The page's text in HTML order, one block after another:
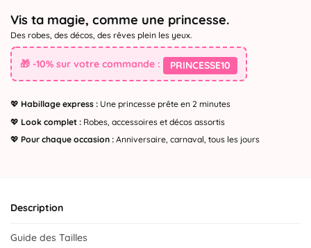
Vis ta magie, comme une princesse.
Des robes, des décos, des rêves plein les yeux.
🎁 -10% sur votre commande : PRINCESSE10
💖 Habillage express : Une princesse prête en 2 minutes
💖 Look complet : Robes, accessoires et décos assortis
💖 Pour chaque occasion : Anniversaire, carnaval, tous les jours
Description
Guide des Tailles